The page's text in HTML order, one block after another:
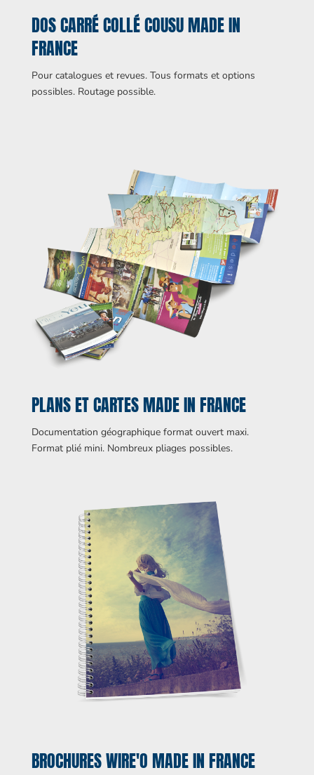
DOS CARRÉ COLLÉ COUSU MADE IN
FRANCE
Pour catalogues et revues. Tous formats et options
possibles. Routage possible.
PLANS ET CARTES MADE IN FRANCE
Documentation géographique format ouvert maxi.
Format plié mini. Nombreux pliages possibles.
BROCHURES WIRE'O MADE IN FRANCE